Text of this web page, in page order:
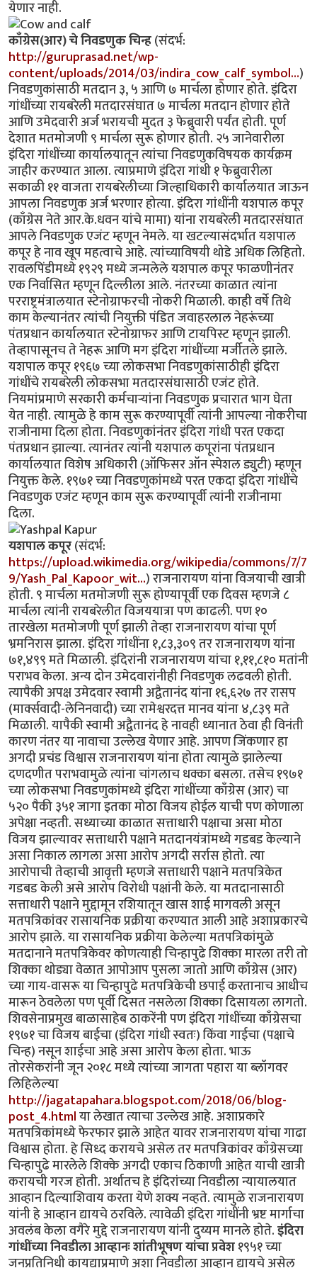
येणार नाही.
काँग्रेस(आर) चे निवडणुक चिन्ह(संदर्भ:
http://guruprasad.net/wp-
content/uploads/2014/03/indira_cow_calf_symbol…)
निवडणुकांसाठी मतदान ३, ५ आणि ७ मार्चला होणार होते. इंदिरा
गांधींच्या रायबरेली मतदारसंघात ७ मार्चला मतदान होणार होते
आणि उमेदवारी अर्ज भरायची मुदत ३ फेब्रुवारी पर्यंत होती. पूर्ण
देशात मतमोजणी ९ मार्चला सुरू होणार होती. २५ जानेवारीला
इंदिरा गांधींच्या कार्यालयातून त्यांचा निवडणुकविषयक कार्यक्रम
जाहीर करण्यात आला. त्याप्रमाणे इंदिरा गांधी १ फेब्रुवारीला
सकाळी ११ वाजता रायबरेलीच्या जिल्हाधिकारी कार्यालयात जाऊन
आपला निवडणुक अर्ज भरणार होत्या. इंदिरा गांधींनी यशपाल कपूर
(काँग्रेस नेते आर.के.धवन यांचे मामा) यांना रायबरेली मतदारसंघात
आपले निवडणुक एजंट म्हणून नेमले. या खटल्यासंदर्भात यशपाल
कपूर हे नाव खूप महत्वाचे आहे. त्यांच्याविषयी थोडे अधिक लिहितो.
रावलपिंडीमध्ये १९२९ मध्ये जन्मलेले यशपाल कपूर फाळणीनंतर
एक निर्वासित म्हणून दिल्लीला आले. नंतरच्या काळात त्यांना
परराष्ट्रमंत्रालयात स्टेनोग्राफरची नोकरी मिळाली. काही वर्षे तिथे
काम केल्यानंतर त्यांची नियुक्ती पंडित जवाहरलाल नेहरूंच्या
पंतप्रधान कार्यालयात स्टेनोग्राफर आणि टायपिस्ट म्हणून झाली.
तेव्हापासूनच ते नेहरू आणि मग इंदिरा गांधींच्या मर्जीतले झाले.
यशपाल कपूर १९६७ च्या लोकसभा निवडणुकांसाठीही इंदिरा
गांधींचे रायबरेली लोकसभा मतदारसंघासाठी एजंट होते.
नियमांप्रमाणे सरकारी कर्मचार्‍यांना निवडणुक प्रचारात भाग घेता
येत नाही. त्यामुळे हे काम सुरू करण्यापूर्वी त्यांनी आपल्या नोकरीचा
राजीनामा दिला होता. निवडणुकांनंतर इंदिरा गांधी परत एकदा
पंतप्रधान झाल्या. त्यानंतर त्यांनी यशपाल कपूरांना पंतप्रधान
कार्यालयात विशेष अधिकारी (ऑफिसर ऑन स्पेशल ड्युटी) म्हणून
नियुक्त केले. १९७१ च्या निवडणुकांमध्ये परत एकदा इंदिरा गांधींचे
निवडणुक एजंट म्हणून काम सुरू करण्यापूर्वी त्यांनी राजीनामा
दिला.
यशपाल कपूर(संदर्भ:
https://upload.wikimedia.org/wikipedia/commons/7/7
9/Yash_Pal_Kapoor_wit…) राजनारायण यांना विजयाची खात्री
होती. ९ मार्चला मतमोजणी सुरू होण्यापूर्वी एक दिवस म्हणजे ८
मार्चला त्यांनी रायबरेलीत विजययात्रा पण काढली. पण १०
तारखेला मतमोजणी पूर्ण झाली तेव्हा राजनारायण यांचा पूर्ण
भ्रमनिरास झाला. इंदिरा गांधींना १,८३,३०९ तर राजनारायण यांना
७१,४९९ मते मिळाली. इंदिरांनी राजनारायण यांचा १,११,८१० मतांनी
पराभव केला. अन्य दोन उमेदवारांनीही निवडणुक लढवली होती.
त्यापैकी अपक्ष उमेदवार स्वामी अद्वैतानंद यांना १६,६२७ तर रासप
(मार्क्सवादी-लेनिनवादी) च्या रामेश्वरदत्त मानव यांना ४,८३९ मते
मिळाली. यापैकी स्वामी अद्वैतानंद हे नावही ध्यानात ठेवा ही विनंती
कारण नंतर या नावाचा उल्लेख येणार आहे. आपण जिंकणार हा
अगदी प्रचंड विश्वास राजनारायण यांना होता त्यामुळे झालेल्या
दणदणीत पराभवामुळे त्यांना चांगलाच धक्का बसला. तसेच १९७१
च्या लोकसभा निवडणुकांमध्ये इंदिरा गांधींच्या काँग्रेस (आर) चा
५२० पैकी ३५१ जागा इतका मोठा विजय होईल याची पण कोणाला
अपेक्षा नव्हती. सध्याच्या काळात सत्ताधारी पक्षाचा असा मोठा
विजय झाल्यावर सत्ताधारी पक्षाने मतदानयंत्रांमध्ये गडबड केल्याने
असा निकाल लागला असा आरोप अगदी सर्रास होतो. त्या
आरोपाची तेव्हाची आवृत्ती म्हणजे सत्ताधारी पक्षाने मतपत्रिकेत
गडबड केली असे आरोप विरोधी पक्षांनी केले. या मतदानासाठी
सत्ताधारी पक्षाने मुद्दामून रशियातून खास शाई मागवली असून
मतपत्रिकांवर रासायनिक प्रक्रीया करण्यात आली आहे अशाप्रकारचे
आरोप झाले. या रासायनिक प्रक्रीया केलेल्या मतपत्रिकांमुळे
मतदानाने मतपत्रिकेवर कोणत्याही चिन्हापुढे शिक्का मारला तरी तो
शिक्का थोड्या वेळात आपोआप पुसला जातो आणि काँग्रेस (आर)
च्या गाय-वासरू या चिन्हापुढे मतपत्रिकेची छपाई करतानाच आधीच
मारून ठेवलेला पण पूर्वी दिसत नसलेला शिक्का दिसायला लागतो.
शिवसेनाप्रमुख बाळासाहेब ठाकरेंनी पण इंदिरा गांधींच्या काँग्रेसचा
१९७१ चा विजय बाईचा (इंदिरा गांधी स्वतः) किंवा गाईचा (पक्षाचे
चिन्ह) नसून शाईचा आहे असा आरोप केला होता. भाऊ
तोरसेकरांनी जून २०१८ मध्ये त्यांच्या जागता पहारा या ब्लॉगवर
लिहिलेल्या
http://jagatapahara.blogspot.com/2018/06/blog-
post_4.htmlया लेखात त्याचा उल्लेख आहे. अशाप्रकारे
मतपत्रिकांमध्ये फेरफार झाले आहेत यावर राजनारायण यांचा गाढा
विश्वास होता. हे सिध्द करायचे असेल तर मतपत्रिकांवर काँग्रेसच्या
चिन्हापुढे मारलेले शिक्के अगदी एकाच ठिकाणी आहेत याची खात्री
करायची गरज होती. अर्थातच हे इंदिरांच्या निवडीला न्यायालयात
आव्हान दिल्याशिवाय करता येणे शक्य नव्हते. त्यामुळे राजनारायण
यांनी हे आव्हान द्यायचे ठरविले. त्यावेळी इंदिरा गांधींनी भ्रष्ट मार्गाचा
अवलंब केला वगैरे मुद्दे राजनारायण यांनी दुय्यम मानले होते.इंदिरा
गांधींच्या निवडीला आव्हानः शांतीभूषण यांचा प्रवेश१९५१ च्या
जनप्रतिनिधी कायद्याप्रमाणे अशा निवडीला आव्हान द्यायचे असेल